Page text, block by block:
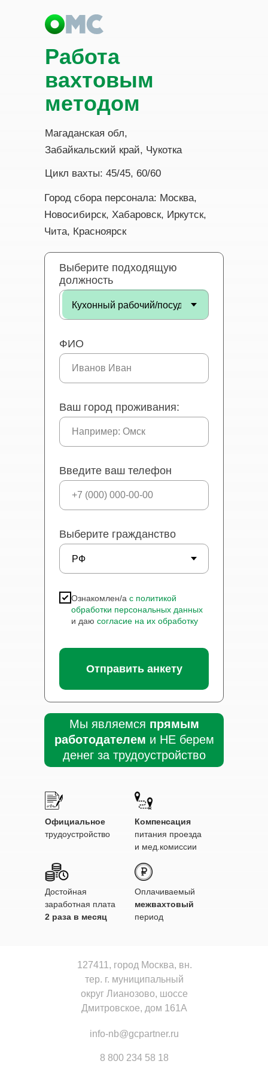
Выберите подходящую
должность
ФИО
Ваш город проживания:
Введите ваш телефон
Выберите гражданство
Ознакомлен/а с политикой
обработки персональных данных
и даю согласие на их обработку
Магаданская обл,
Забайкальский край, Чукотка
Работа
вахтовым
методом
Мы являемся прямым
работодателем и НЕ берем
денег за трудоустройство
Цикл вахты: 45/45, 60/60
Компенсация
питания проезда
и мед.комиссии
Оплачиваемый
межвахтовый
период
Достойная
заработная плата
2 раза в месяц
Официальное
трудоустройство
Город сбора персонала: Москва,
Новосибирск, Хабаровск, Иркутск,
Чита, Красноярск
Отправить анкету
127411, город Москва, вн.
тер. г. муниципальный
округ Лианозово, шоссе
Дмитровское, дом 161А
8 800 234 58 18
info-nb@gcpartner.ru